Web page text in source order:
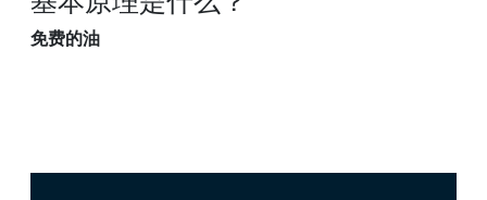
免费的油